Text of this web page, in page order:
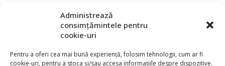
Administrează
consimțămintele pentru
cookie-uri
Pentru a oferi cea mai bună experiență, folosim tehnologii, cum ar fi
cookie-uri, pentru a stoca și/sau accesa informațiile despre dispozitive.
Analog Devices
Anritsu Corporation
Ansys